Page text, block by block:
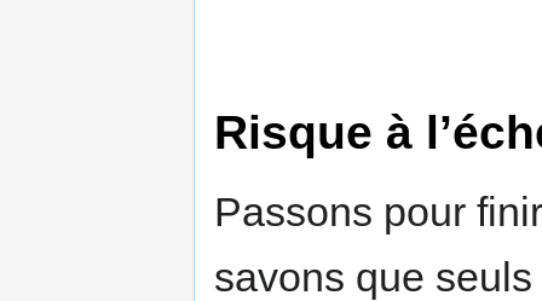
Risque à
Passons pour
savons que